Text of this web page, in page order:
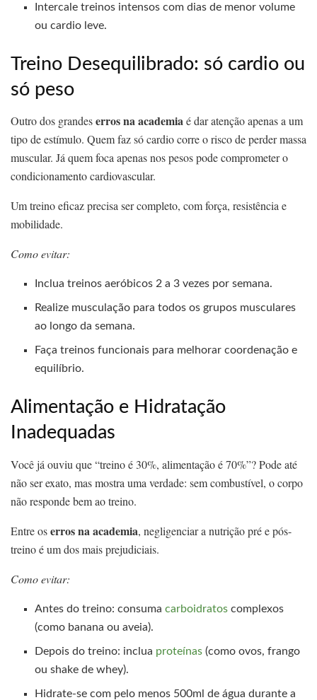
Intercale treinos intensos com dias de menor volume
ou cardio leve.
Treino Desequilibrado: só cardio ou
só peso
Outro dos grandeserros na academiaé dar atenção apenas a um
tipo de estímulo. Quem faz só cardio corre o risco de perder massa
muscular. Já quem foca apenas nos pesos pode comprometer o
condicionamento cardiovascular.
Um treino eficaz precisa ser completo, com força, resistência e
mobilidade.
Como evitar:
Inclua treinos aeróbicos 2 a 3 vezes por semana.
Realize musculação para todos os grupos musculares
ao longo da semana.
Faça treinos funcionais para melhorar coordenação e
equilíbrio.
Alimentação e Hidratação
Inadequadas
Você já ouviu que “treino é 30%, alimentação é 70%”? Pode até
não ser exato, mas mostra uma verdade: sem combustível, o corpo
não responde bem ao treino.
Entre oserros na academia, negligenciar a nutrição pré e pós-
treino é um dos mais prejudiciais.
Como evitar:
Antes do treino: consumacarboidratos complexos
(como banana ou aveia).
Depois do treino: inclua proteínas (como ovos, frango
ou shake de whey).
Hidrate-se com pelo menos 500ml de água durante a